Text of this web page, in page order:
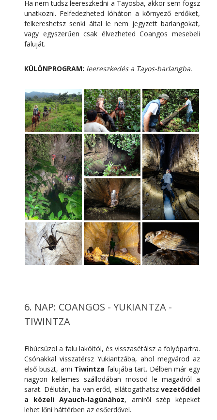
Ha nem tudsz leereszkedni a Tayosba, akkor sem fogsz
unatkozni. Felfedezheted lóháton a környező erdőket,
felkereshetsz senki által le nem jegyzett barlangokat,
vagy egyszerűen csak élvezheted Coangos mesebeli
faluját.
KÜLÖNPROGRAM: leereszkedés a Tayos-barlangba.
6. NAP: COANGOS - YUKIANTZA -
TIWINTZA
Elbúcsúzol a falu lakóitól, és visszasétálsz a folyópartra.
Csónakkal visszatérsz Yukiantzába, ahol megvárod az
első buszt, ami Tiwintza falujába tart. Délben már egy
nagyon kellemes szállodában mosod le magadról a
sarat. Délután, ha van erőd, ellátogathatsz vezetőddel
a közeli Ayauch-lagúnához, amiről szép képeket
lehet lőni háttérben az esőerdővel.